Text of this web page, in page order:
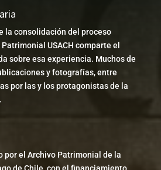
la consolidación del proceso
USACH comparte el
sobre esa experiencia. Muchos de
y fotografías, entre
por las y los protagonistas de la
por el Archivo Patrimonial de la
de Chile, con el financiamiento